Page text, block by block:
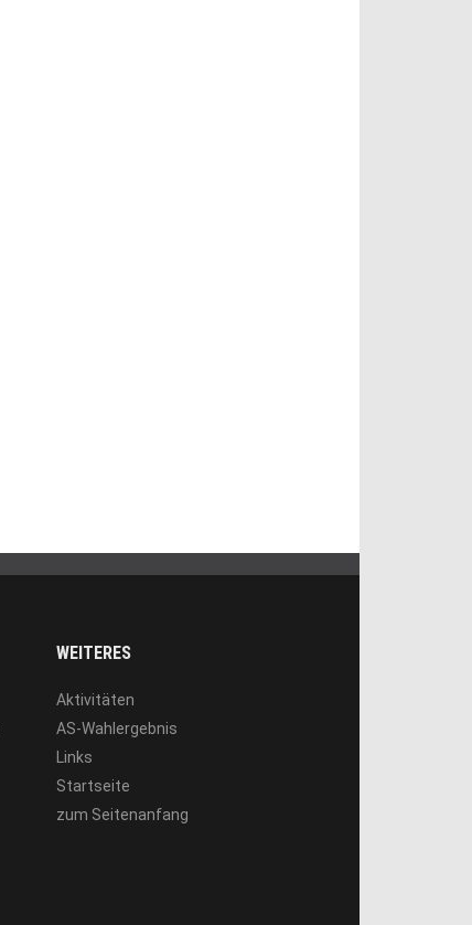
WEITERES
Aktivitäten
AS-Wahlergebnis
Links
Startseite
zum Seitenanfang